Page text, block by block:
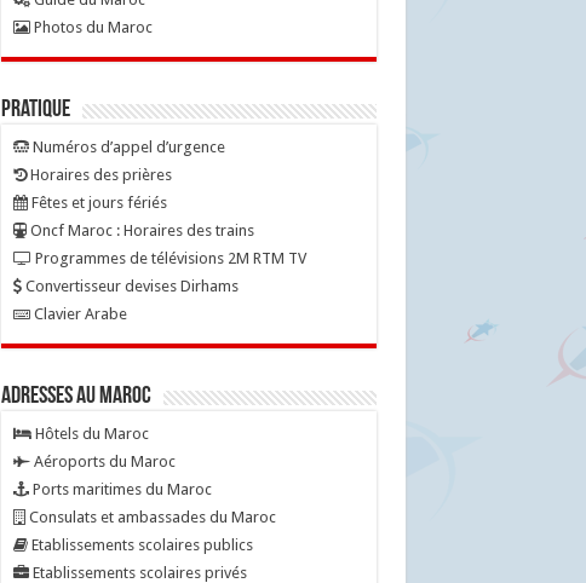
Photos du Maroc
Pratique
Numéros d’appel d’urgence
Horaires des prières
Fêtes et jours fériés
Oncf Maroc : Horaires des trains
Programmes de télévisions 2M RTM TV
Convertisseur devises Dirhams
Clavier Arabe
Adresses au Maroc
Hôtels du Maroc
Aéroports du Maroc
Ports maritimes du Maroc
Consulats et ambassades du Maroc
Etablissements scolaires publics
Etablissements scolaires privés